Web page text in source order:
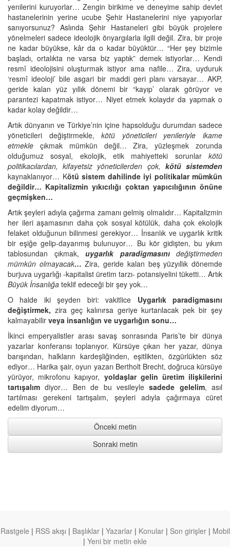
yenilerini kuruyorlar… Zengin birikime ve deneyime sahip devlet
hastanelerinin yerine ucube Şehir Hastanelerini niye yapıyorlar
sanıyorsunuz? Aslında Şehir Hastaneleri gibi büyük projelere
yönelmeleri sadece ideolojik önyargılarla ilgili değil. Zira, bir proje
ne kadar büyükse, kâr da o kadar büyüktür… “Her şey bizimle
başladı, ortalıkta ne varsa biz yaptık” demek istiyorlar… Kendi
resmî ideolojisini oluşturmak istiyor ama nafile… Zira, uyduruk
‘resmî ideoloji’ bile asgari bir maddi geri planı varsayar… AKP,
geride kalan yüz yıllık dönemi bir “kayıp’ olarak görüyor ve
parantezi kapatmak istiyor… Niyet etmek kolaydır da yapmak o
kadar kolay değildir…
Artık dünyanın ve Türkiye’nin içine hapsolduğu durumdan sadece
yöneticileri değiştirmekle,kötü yöneticileri yenileriyle ikame
etmekle çıkmak mümkün değil… Zira, yüzleşmek zorunda
olduğumuz sosyal, ekolojik, etik mahiyetteki sorunlar kötü
politikacılardan, kifayetsiz yöneticilerden çok, kötü sistemden
kaynaklanıyor… Kötü sistem dahilinde iyi politikalar mümkün
değildir… Kapitalizmin yıkıcılığı çoktan yapıcılığının önüne
geçmişken…
Artık şeyleri adıyla çağırma zamanı gelmiş olmalıdır… Kapitalizmin
her ileri aşamasının daha çok sosyal kötülük, daha çok ekolojik
felaket olduğunun bilinmesi gerekiyor… İnsanlık ve uygarlık kritik
bir eşiğe gelip-dayanmış bulunuyor… Bu kör gidişten, bu yıkım
tablosundan çıkmak, uygarlık paradigmasını
değiştirmeden
mümkün olmayacak… Zira, geride kalan beş yüzyıllık dönemde
burjuva uygarlığı -kapitalist üretim tarzı- potansiyelini tüketti… Artık
Büyük İnsanlığa teklif edeceği bir şey yok…
O halde iki şeyden biri: vakitlice Uygarlık paradigmasını
değiştirmek, zira geç kalınırsa geriye kurtarılacak pek bir şey
kalmayabilir veya insanlığın ve uygarlığın sonu…
İkinci emperyalistler arası savaş sonrasında Paris’te bir dünya
yazarlar konferansı toplanıyor. Kürsüye çıkan her yazar, dünya
barışından, halkların kardeşliğinden, eşitlikten, özgürlükten söz
ediyor… Harika şair, oyun yazarı Bertholt Brecht, doğruca kürsüye
yürüyor, mikrofonu kapıyor, yoldaşlar gelin üretim ilişkilerini
tartışalım diyor… Ben de bu vesileylesadede gelelim, asıl
tartılması gerekeni tartışalım, şeyleri adıyla çağırmaya cüret
edelim diyorum…
Önceki metin
Sonraki metin
Rastgele | RSS akışı | Başlıklar | Yazarlar | Konular | Son girişler | Mobil
| Yeni bir metin ekle